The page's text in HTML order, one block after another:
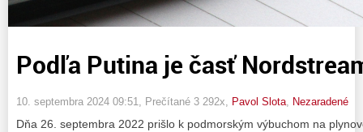
Podľa Putina je časť
10. septembra 2024 09:51 , Prečítané 3 292x, Pavol Slota Nezaradené
Dňa 26. septembra 2022 prišlo k podmorským výbuchom na